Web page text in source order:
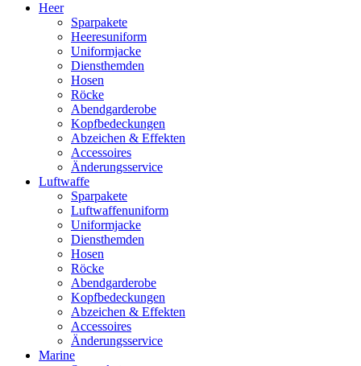
Heer
Sparpakete
Heeresuniform
Uniformjacke
Diensthemden
Hosen
Röcke
Abendgarderobe
Kopfbedeckungen
Abzeichen & Effekten
Accessoires
Änderungsservice
Luftwaffe
Sparpakete
Luftwaffenuniform
Uniformjacke
Diensthemden
Hosen
Röcke
Abendgarderobe
Kopfbedeckungen
Abzeichen & Effekten
Accessoires
Änderungsservice
Marine